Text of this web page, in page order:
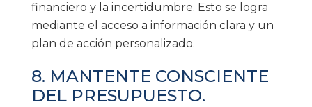
financiero y la incertidumbre. Esto se logra
mediante el acceso a información clara y un
plan de acción personalizado.
8. MANTENTE CONSCIENTE
DEL PRESUPUESTO.